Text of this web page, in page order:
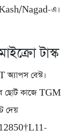
Nagad-এ।
টাস্ক
বেস্ট।
ছোট কাজে TGM
দেয়